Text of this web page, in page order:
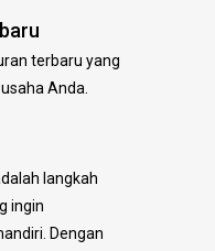
terbaru yang
Anda.
langkah
ingin
Dengan